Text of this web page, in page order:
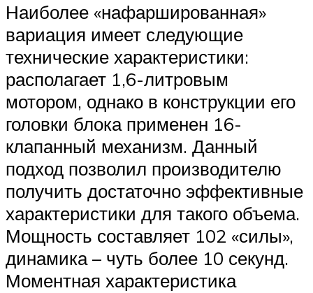
Наиболее «нафаршированная»
вариация имеет следующие
технические характеристики:
располагает 1,6-литровым
мотором, однако в конструкции его
головки блока применен 16-
клапанный механизм. Данный
подход позволил производителю
получить достаточно эффективные
характеристики для такого объема.
Мощность составляет 102 «силы»,
динамика – чуть более 10 секунд.
Моментная характеристика